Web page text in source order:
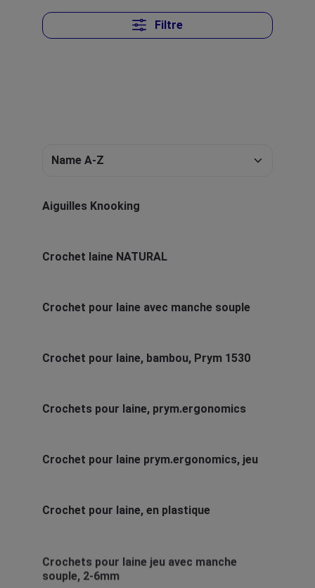
Filtre
Aiguilles Knooking
Crochet laine NATURAL
Crochet pour laine avec manche souple
Crochet pour laine, bambou, Prym 1530
Crochets pour laine, prym.ergonomics
Crochet pour laine prym.ergonomics, jeu
Crochet pour laine, en plastique
Crochets pour laine jeu avec manche
souple, 2-6mm